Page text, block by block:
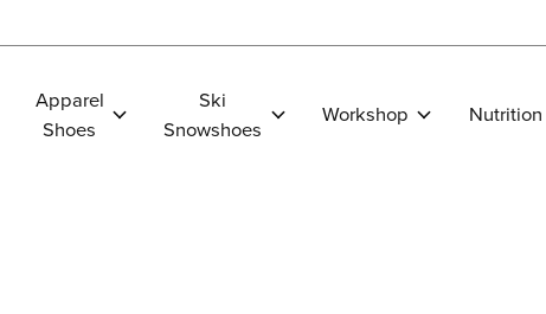
Apparel
Shoes
Ski
Snowshoes
Workshop Nutrition